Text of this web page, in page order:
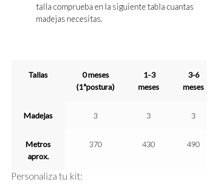
talla comprueba en la siguiente tabla cuantas
madejas necesitas.
Tallas
0 meses
(1ªpostura)
1-3
meses
3-6
meses
Madejas 3 3 3
Metros
aprox.
370 430 490
Personaliza tu kit: